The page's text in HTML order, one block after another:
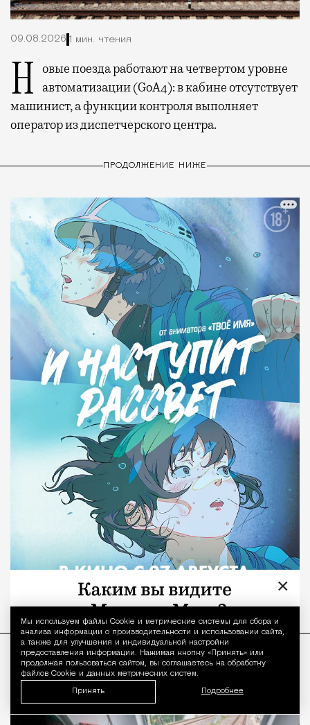
Уведомление
Мы используем файлы Сookie и метрические системы для сбора и
анализа информации о производительности и использовании сайта,
а также для улучшения и индивидуальной настройки
предоставления информации. Нажимая кнопку «Принять» или
продолжая пользоваться сайтом, вы соглашаетесь на обработку
файлов Cookie и данных метрических систем.
Принять Подробнее
09.08.2026 1 мин. чтения
Новые поезда работают на четвертом уровне автоматизации (GoA4): в кабине отсутствует
машинист, а функции контроля выполняет
оператор из диспетчерского центра.
ПРОДОЛЖЕНИЕ НИЖЕ
×